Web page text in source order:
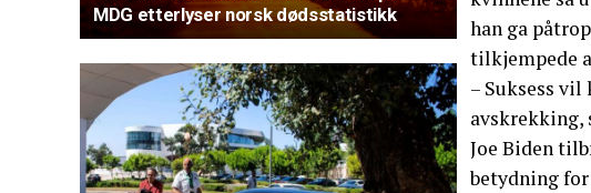
MDG etterlyser norsk dødsstatistikk
han ga
tilkjempede
– Suksess
avskrekking,
Joe Biden
betydning